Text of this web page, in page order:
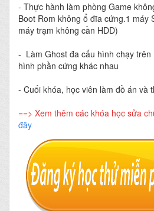
- Thực hành làm phòng Game
Boot Rom không ổ đĩa cứng.1 máy
máy trạm không cần HDD)
- Làm Ghost đa cấu hình chạy trên
hình phần cứng khác nhau
- Cuối khóa, học viên làm đồ án và
==> Xem thêm các khóa học sửa
đây